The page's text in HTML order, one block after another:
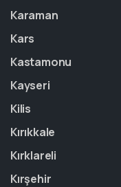
Karaman
Kars
Kastamonu
Kayseri
Kilis
Kırıkkale
Kırklareli
Kırşehir